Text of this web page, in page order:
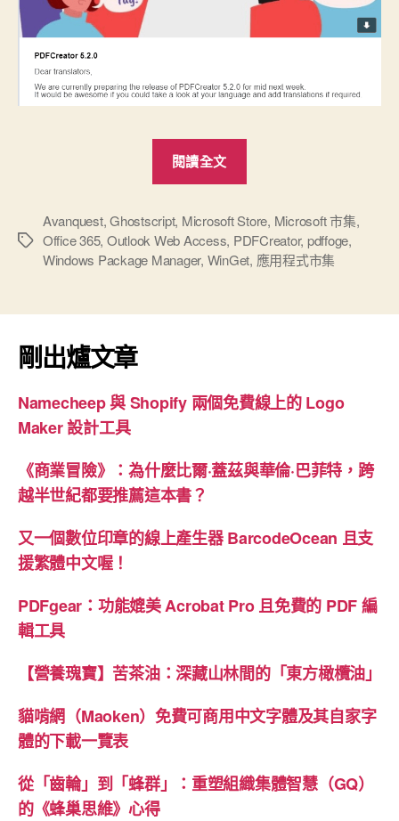
閱讀全文
新
版”
標
Avanquest,Ghostscript, Microsoft Store, Microsoft 市集,
Office 365, Outlook Web Access, PDFCreator, pdffoge,
Windows Package Manager, WinGet, 應用程式市集
剛出爐文章
Namecheep 與 Shopify 兩個免費線上的 Logo
Maker 設計工具
《商業冒險》：為什麼比爾·蓋茲與華倫·巴菲特，跨
越半世紀都要推薦這本書？
又一個數位印章的線上產生器 BarcodeOcean 且支
援繁體中文喔！
PDFgear：功能媲美 Acrobat Pro 且免費的 PDF 編
輯工具
【營養瑰寶】苦茶油：深藏山林間的「東方橄欖油」
貓啃網（Maoken）免費可商用中文字體及其自家字
體的下載一覽表
從「齒輪」到「蜂群」：重塑組織集體智慧（GQ）
的《蜂巢思維》心得